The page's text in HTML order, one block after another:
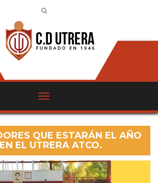
QUE ESTARÁN EL AÑO
EL UTRERA ATCO.